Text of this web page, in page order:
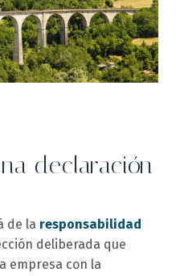
declaración
de la responsabilidad
deliberada que
empresa con la